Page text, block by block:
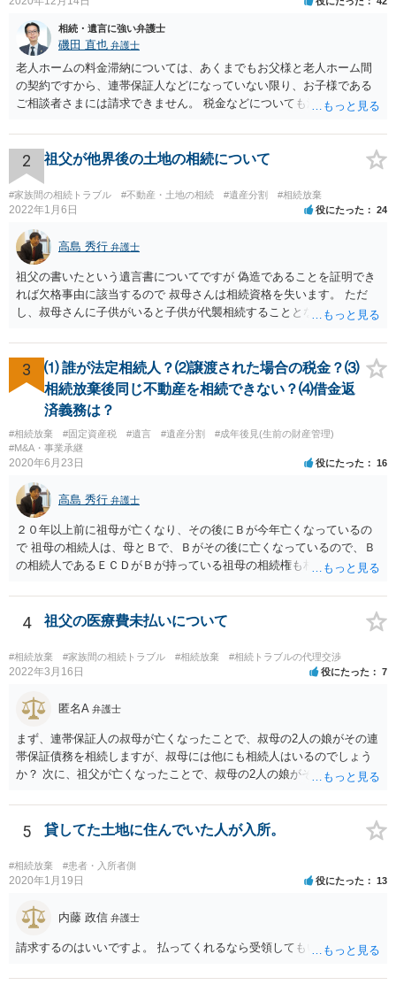
相続・遺言に強い弁護士
磯田 直也 弁護士
老人ホームの料金滞納については、あくまでもお父様と老人ホーム間
の契約ですから、連帯保証人などになっていない限り、お子様である
ご相談者さまには請求できません。 税金などについても滞納している
護受給の際に扶養できないかという連絡が役所から来ますが、できな
い旨回答すればそれまでです。 相続が開始した場合については先述の
通りです。 民法上の扶養義務はご相談者さまがお考えのほど強いもの
ではありません。 あくまでも、余力の範囲で認められるものです。 親
の介護は子供がみるという民法の条文はありません。 また、親に対す
る扶養義務は配偶者や子に対する扶養義務に比べて弱いものです。 生
まれてすぐ両親が離婚し、その後会っていなかったという事情も、扶
養義務の順位を下げる一つの理由になります。
2 祖父が他界後の土地の相続について
#家族間の相続トラブル #不動産・土地の相続 #遺産分割 #相続放棄
2022年1月6日 役にたった 24
高島 秀行 弁護士
祖父の書いたという遺言書についてですが 偽造であることを証明でき
れば欠格事由に該当するので 叔母さんは相続資格を失います。 ただ
し、叔母さんに子供がいると子供が代襲相続することとなります。 い
3
⑴ 誰が法定相続人？⑵譲渡された場合の税金？⑶
相続放棄後同じ不動産を相続できない？⑷借金返
済義務は？
#相続放棄 #固定資産税 #遺言 #遺産分割
#成年後見(生前の財産管理)
#M&A・事業承継
2020年6月23日 役にたった 16
高島 秀行 弁護士
２０年以上前に祖母が亡くなり、その後にＢが今年亡くなっているの
で 祖母の相続人は、母とＢで、Ｂがその後に亡くなっているので、Ｂ
の相続人であるＥＣＤがＢが持っている祖母の相続権も相続すること
Ｅも行う必要があります。 Ｂの配偶者であるＥは常にＢの相続人とな
ります。
4 祖父の医療費未払いについて
#相続放棄 #家族間の相続トラブル #相続放棄 #相続トラブルの代理交渉
2022年3月16日 役にたった 7
匿名A 弁護士
まず、連帯保証人の叔母が亡くなったことで、叔母の2人の娘がその連
帯保証債務を相続しますが、叔母には他にも相続人はいるのでしょう
か？ 次に、祖父が亡くなったことで、叔母の2人の娘がそれぞれ4分の
5 貸してた土地に住んでいた人が入所。
#相続放棄 #患者・入所者側
2020年1月19日 役にたった 13
内藤 政信 弁護士
請求するのはいいですよ。 払ってくれるなら受領してもいいですよ。